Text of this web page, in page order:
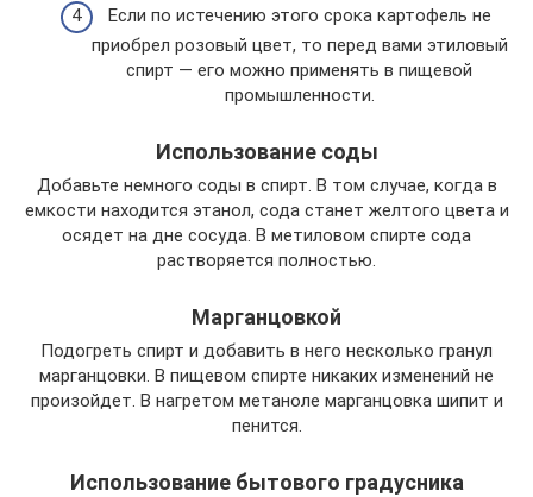
Если по истечению этого срока картофель не
приобрел розовый цвет, то перед вами этиловый
спирт — его можно применять в пищевой
промышленности.
Использование соды
Добавьте немного соды в спирт. В том случае, когда в
емкости находится этанол, сода станет желтого цвета и
осядет на дне сосуда. В метиловом спирте сода
растворяется полностью.
Марганцовкой
Подогреть спирт и добавить в него несколько гранул
марганцовки. В пищевом спирте никаких изменений не
произойдет. В нагретом метаноле марганцовка шипит и
пенится.
Использование бытового градусника